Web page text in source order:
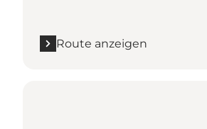
Route anzeigen